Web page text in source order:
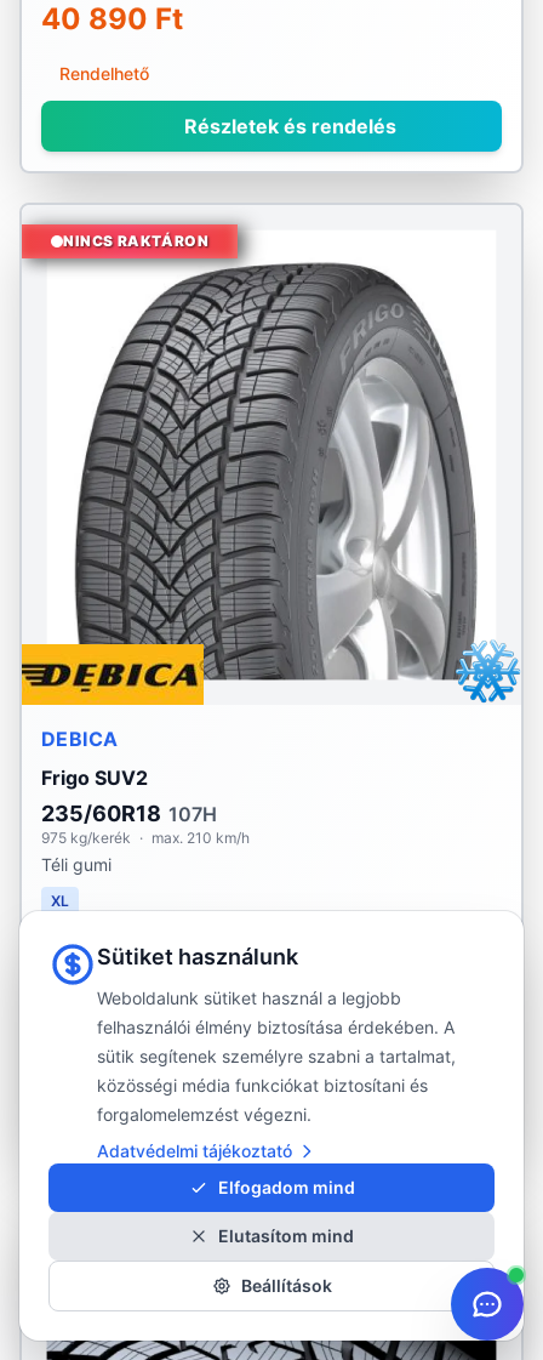
40 890 Ft
Rendelhető
Részletek és rendelés
NINCS RAKTÁRON
DEBICA
Frigo SUV2
235/60R18 107H
975 kg/kerék · max. 210 km/h
Téli gumi
XL
C C
43 190 Ft
Jelenleg nem elérhető
Részletek és rendelés
Sütiket használunk
Weboldalunk sütiket használ a legjobb
felhasználói élmény biztosítása érdekében. A
sütik segítenek személyre szabni a tartalmat,
közösségi média funkciókat biztosítani és
forgalomelemzést végezni.
Adatvédelmi tájékoztató
Elfogadom mind
Elutasítom mind
Beállítások